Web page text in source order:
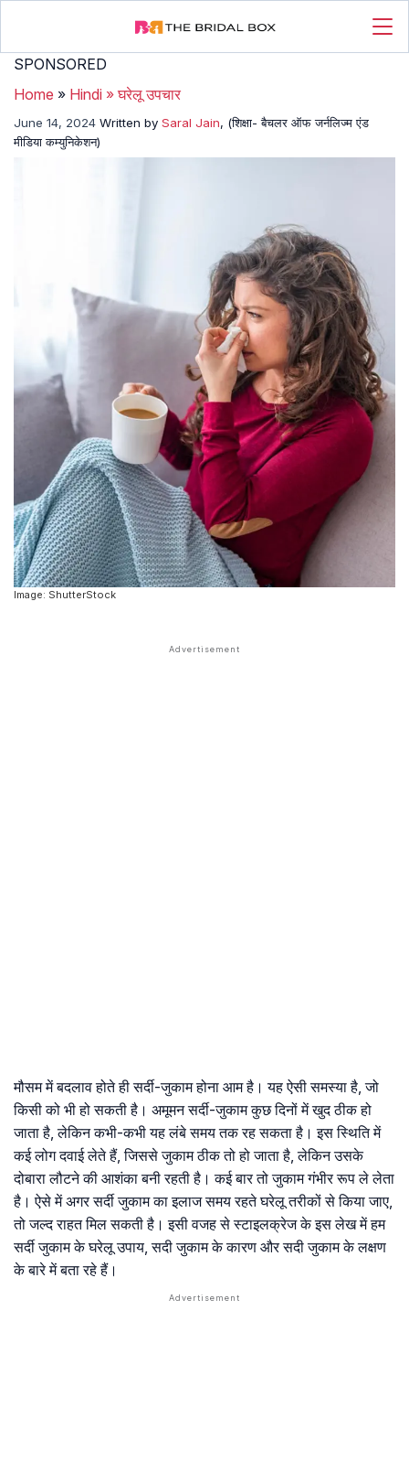
SPONSORED
Home » Hindi »घरेलू उपचार
June 14, 2024 Written by Saral Jain, (शिक्षा- बैचलर ऑफ जर्नलिज्म एंड
मीडिया कम्युनिकेशन)
Image: ShutterStock
मौसम में बदलाव होते ही सर्दी-जुकाम होना आम है। यह ऐसी समस्या है, जो
किसी को भी हो सकती है। अमूमन सर्दी-जुकाम कुछ दिनों में खुद ठीक हो
जाता है, लेकिन कभी-कभी यह लंबे समय तक रह सकता है। इस स्थिति में
कई लोग दवाई लेते हैं, जिससे जुकाम ठीक तो हो जाता है, लेकिन उसके
दोबारा लौटने की आशंका बनी रहती है। कई बार तो जुकाम गंभीर रूप ले लेता
है। ऐसे में अगर सर्दी जुकाम का इलाज समय रहते घरेलू तरीकों से किया जाए,
तो जल्द राहत मिल सकती है। इसी वजह से स्टाइलक्रेज के इस लेख में हम
सर्दी जुकाम के घरेलू उपाय, सदी जुकाम के कारण और सदी जुकाम के लक्षण
के बारे में बता रहे हैं।